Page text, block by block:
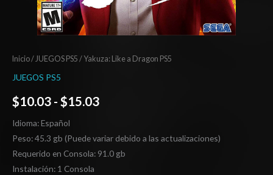
Inicio/ JUEGOS PS5 / Yakuza: Like a Dragon PS5
JUEGOS PS5
$10.03 - $15.03
Idioma: Español
Peso: 45.3 gb (Puede variar debido a las actualizaciones)
Requerido en Consola: 91.0 gb
Instalación: 1 Consola